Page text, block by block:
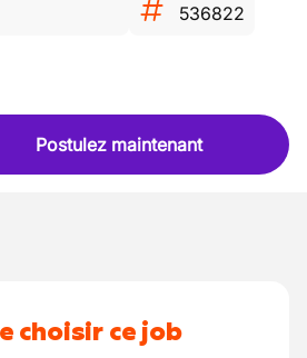
536822
Postulez maintenant
choisir ce job